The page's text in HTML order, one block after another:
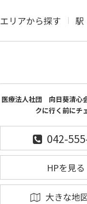
エリアから探す 駅
医療法人社団 向日葵清心
クに行く前にチ
042-
HPを見る
大きな地